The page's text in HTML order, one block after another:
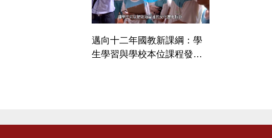
邁向十二年國教新課綱：學
生學習與學校本位課程發展─